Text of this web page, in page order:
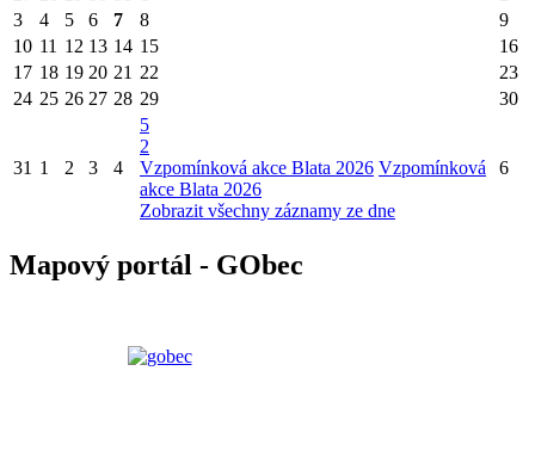
3
4 5 6 7 8
9
10 11 12 13 14 15
16
17 18 19 20 21 22
23
24 25 26 27 28 29 30
31 1 2 3 4
5
2
Vzpomínková akce Blata 2026 Vzpomínková
akce Blata 2026
Zobrazit všechny záznamy ze dne
6
Mapový portál - GObec